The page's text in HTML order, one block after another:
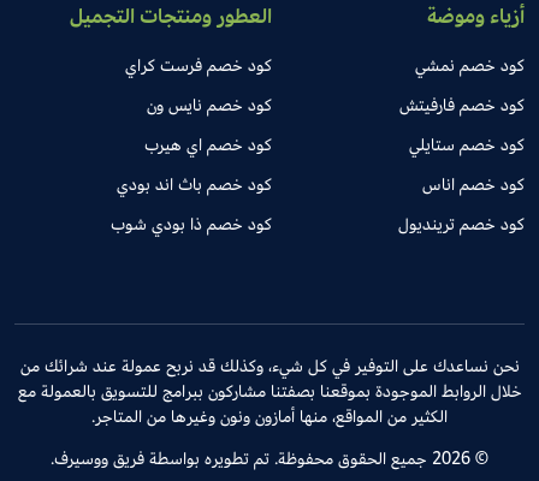
أزياء وموضة
كود خصم نمشي
كود خصم فارفيتش
كود خصم ستايلي
كود خصم اناس
كود خصم ترينديول
العطور ومنتجات التجميل
كود خصم فرست كراي
كود خصم نايس ون
كود خصم اي هيرب
كود خصم باث اند بودي
كود خصم ذا بودي شوب
نحن نساعدك على التوفير في كل شيء، وكذلك قد نربح عمولة عند شرائك من
خلال الروابط الموجودة بموقعنا بصفتنا مشاركون ببرامج للتسويق بالعمولة مع
الكثير من المواقع، منها أمازون ونون وغيرها من المتاجر.
© 2026 جميع الحقوق محفوظة. تم تطويره بواسطة فريق ووسيرف.